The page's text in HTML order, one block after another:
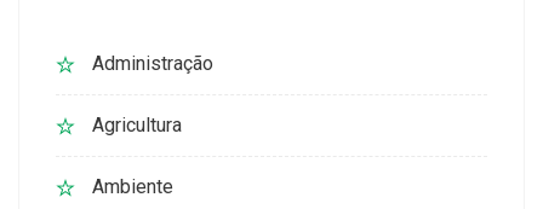
Administração
Agricultura
Ambiente